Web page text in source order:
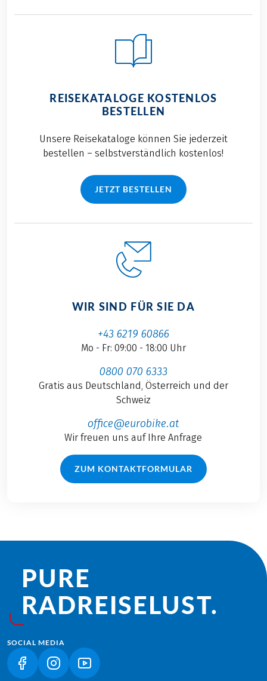
REISEKATALOGE KOSTENLOS
BESTELLEN
Unsere Reisekataloge können Sie jederzeit
bestellen – selbstverständlich kostenlos!
JETZT BESTELLEN
WIR SIND FÜR SIE DA
+43 6219 60866
Mo - Fr: 09:00 - 18:00 Uhr
0800 070 6333
Gratis aus Deutschland, Österreich und der
Schweiz
office@eurobike.at
Wir freuen uns auf Ihre Anfrage
ZUM KONTAKTFORMULAR
PURE
RADREISE­LUST.
SOCIAL MEDIA
(LINK ÖFFNET IN NEUEM TAB)
(LINK ÖFFNET IN NEUEM TAB)
(LINK ÖFFNET IN NEUEM TAB)